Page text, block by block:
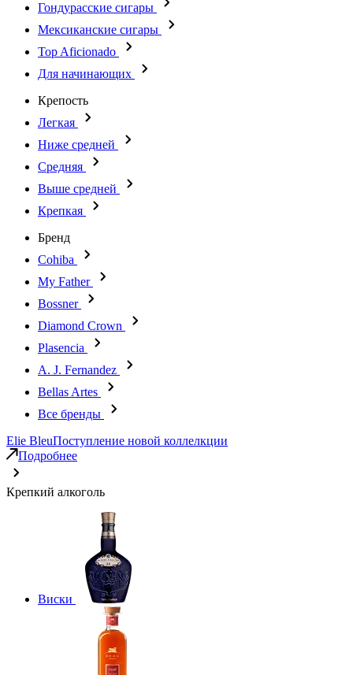
Гондурасские сигары
Мексиканские сигары
Top Aficionado
Для начинающих
Крепость
Легкая
Ниже средней
Средняя
Выше средней
Крепкая
Бренд
Cohiba
My Father
Bossner
Diamond Crown
Plasencia
A. J. Fernandez
Bellas Artes
Все бренды
Elie BleuПоступление новой коллелкции
Подробнее
Крепкий алкоголь
Виски